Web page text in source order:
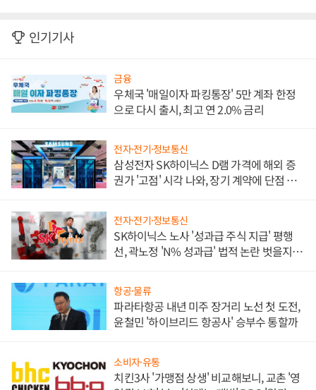
인기기사
금융
우체국 '매일이자 파킹통장' 5만 계좌 한정
으로 다시 출시, 최고 연 2.0% 금리
전자·전기·정보통신
삼성전자 SK하이닉스 D램 가격에 해외 증
권가 '고점' 시각 나와, 장기 계약에 단점 부
전자·전기·정보통신
SK하이닉스 노사 '성과급 주식 지급' 평행
선, 곽노정 'N% 성과급' 법적 논란 벗을지 주
항공·물류
파라타항공 내년 미주 장거리 노선 첫 도전,
윤철민 '하이브리드 항공사' 승부수 통할까
소비자·유통
치킨3사 '가맹점 상생' 비교해보니, 교촌 '영